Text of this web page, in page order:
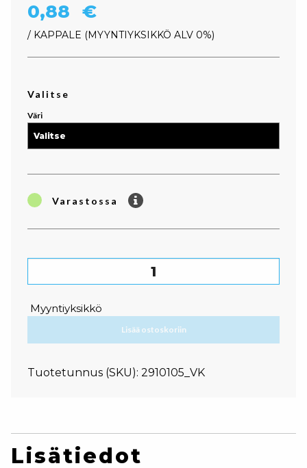
0,88 €
/ KAPPALE MYYNTIYKSIKKÖ ALV 0%
Valitse
Väri
Varastossa
Värillinen kaatonokka määrä
Myyntiyksikkö
Lisää ostoskoriin
Tuotetunnus (SKU): 2910105_VK
Lisätiedot